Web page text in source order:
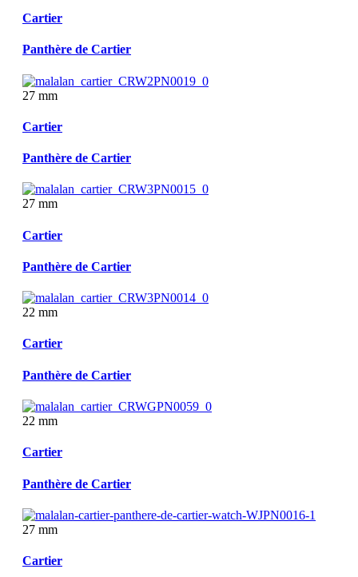
Cartier
Panthère de Cartier
27 mm
Cartier
Panthère de Cartier
27 mm
Cartier
Panthère de Cartier
22 mm
Cartier
Panthère de Cartier
22 mm
Cartier
Panthère de Cartier
27 mm
Cartier